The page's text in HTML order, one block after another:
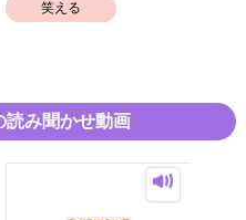
笑える
読み聞かせ動画